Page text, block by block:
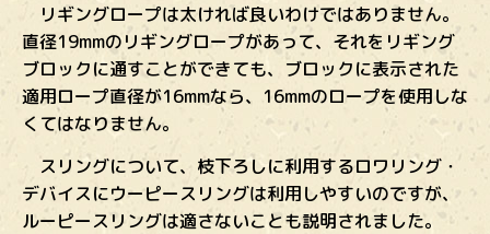
リギングロープは太ければ良いわけではありません。
直径19mmのリギングロープがあって、それをリギング
ブロックに通すことができても、ブロックに表示された
適用ロープ直径が16mmなら、16mmのロープを使用しな
くてはなりません。
スリングについて、枝下ろしに利用するロワリング・
デバイスにウーピースリングは利用しやすいのですが、
ルーピースリングは適さないことも説明されました。